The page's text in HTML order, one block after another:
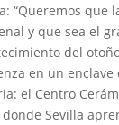
“Queremos que
y que sea el
del
en un enclave
el Centro
Sevilla